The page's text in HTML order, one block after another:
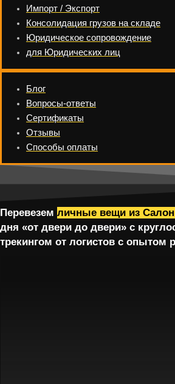
Импорт / Экспорт
Консолидация грузов на складе
Юридическое сопровождение
для Юридических лиц
Блог
Вопросы-ответы
Сертификаты
Отзывы
Способы оплаты
Перевезем личные вещи из
дня «от двери до двери» с
трекингом от логистов с опытом